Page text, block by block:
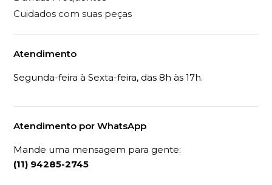
Cuidados com suas peças
Atendimento
Segunda-feira à Sexta-feira, das 8h às 17h.
Atendimento por WhatsApp
Mande uma mensagem para gente:
(11) 94285-2745